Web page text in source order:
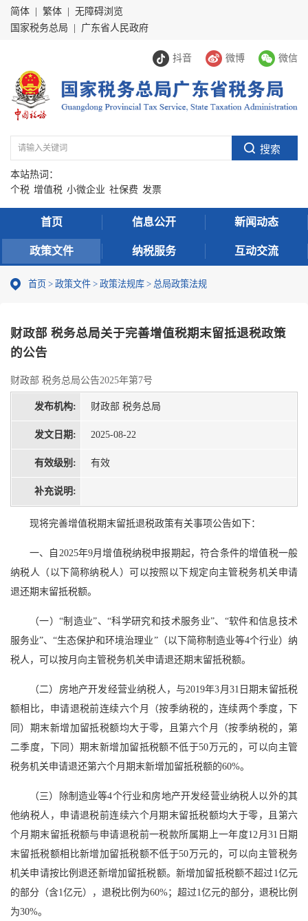
简体 繁体
无障碍浏览
国家税务总局
广东省人民政府
抖音 微博 微信
本站热词：
个税 增值税 小微企业 社保费 发票
首页 信息公开 新闻动态
政策文件 纳税服务 互动交流
首页 > 政策文件 > 政策法规库 > 总局政策法规
财政部 税务总局关于完善增值税期末留抵退税政策
的公告
财政部 税务总局公告2025年第7号
发布机构: 财政部 税务总局
发文日期: 2025-08-22
有效级别: 有效
补充说明:
现将完善增值税期末留抵退税政策有关事项公告如下：
一、自2025年9月增值税纳税申报期起，符合条件的增值税一般
纳税人（以下简称纳税人）可以按照以下规定向主管税务机关申请
退还期末留抵税额。
（一）“制造业”、“科学研究和技术服务业”、“软件和信息技术
服务业”、“生态保护和环境治理业”（以下简称制造业等4个行业）纳
税人，可以按月向主管税务机关申请退还期末留抵税额。
（二）房地产开发经营业纳税人，与2019年3月31日期末留抵税
额相比，申请退税前连续六个月（按季纳税的，连续两个季度，下
同）期末新增加留抵税额均大于零，且第六个月（按季纳税的，第
二季度，下同）期末新增加留抵税额不低于50万元的，可以向主管
税务机关申请退还第六个月期末新增加留抵税额的60%。
（三）除制造业等4个行业和房地产开发经营业纳税人以外的其
他纳税人，申请退税前连续六个月期末留抵税额均大于零，且第六
个月期末留抵税额与申请退税前一税款所属期上一年度12月31日期
末留抵税额相比新增加留抵税额不低于50万元的，可以向主管税务
机关申请按比例退还新增加留抵税额。新增加留抵税额不超过1亿元
的部分（含1亿元），退税比例为60%；超过1亿元的部分，退税比例
为30%。